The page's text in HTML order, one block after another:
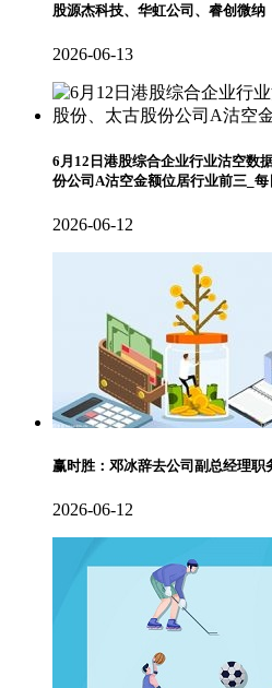
股源杰科技、华虹公司、睿创微纳
2026-06-13
6月12日港股综合企业行业沽空数
份公司A沽空金额位居行业前三_每
2026-06-12
赢时胜：邓冰辞去公司副总经理职
2026-06-12